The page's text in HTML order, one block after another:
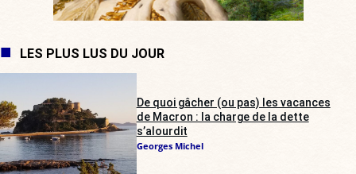
LES PLUS LUS DU JOUR
De quoi gâcher (ou pas) les vacances
de Macron : la charge de la dette
s’alourdit
Georges Michel